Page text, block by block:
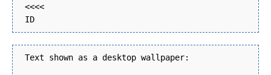
<<<<
ID
Text shown as a desktop wallpaper: